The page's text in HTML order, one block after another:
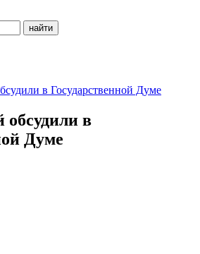
в Государственной Думе
обсудили в
Думе